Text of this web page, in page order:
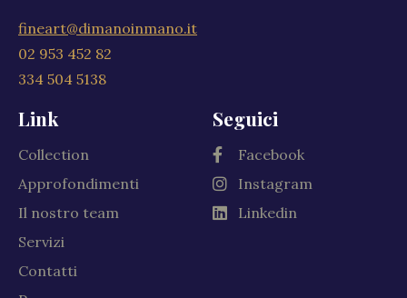
fineart@dimanoinmano.it
02 953 452 82
334 504 5138
Link
Collection
Approfondimenti
Il nostro team
Servizi
Contatti
Seguici
Facebook
Instagram
Linkedin